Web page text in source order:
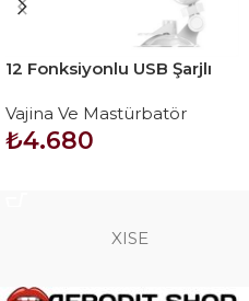
12 Fonksiyonlu USB Şarjlı
Suni Vajina Erkek
Mastürbatör
Vajina Ve Mastürbatör
₺4.680
XISE